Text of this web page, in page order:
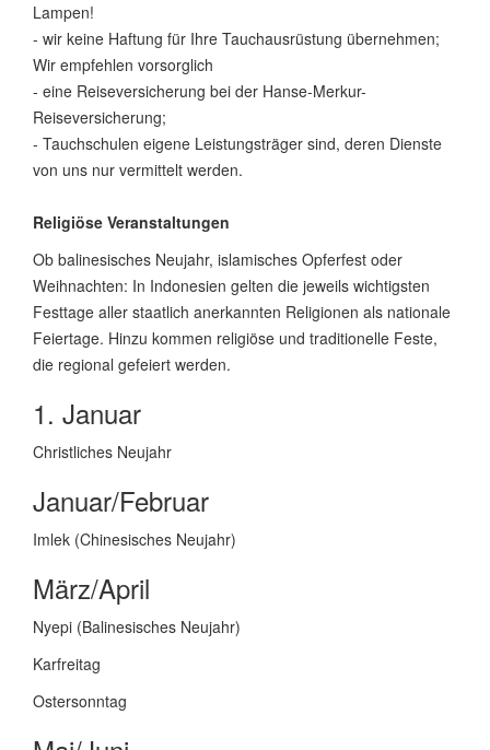
Lampen!
- wir keine Haftung für Ihre Tauchausrüstung übernehmen;
Wir empfehlen vorsorglich
- eine Reiseversicherung bei der Hanse-Merkur-
Reiseversicherung;
- Tauchschulen eigene Leistungsträger sind, deren Dienste
von uns nur vermittelt werden.
Religiöse Veranstaltungen
Ob balinesisches Neujahr, islamisches Opferfest oder
Weihnachten: In Indonesien gelten die jeweils wichtigsten
Festtage aller staatlich anerkannten Religionen als nationale
Feiertage. Hinzu kommen religiöse und traditionelle Feste,
die regional gefeiert werden.
1. Januar
Christliches Neujahr
Januar/Februar
Imlek (Chinesisches Neujahr)
März/April
Nyepi (Balinesisches Neujahr)
Karfreitag
Ostersonntag